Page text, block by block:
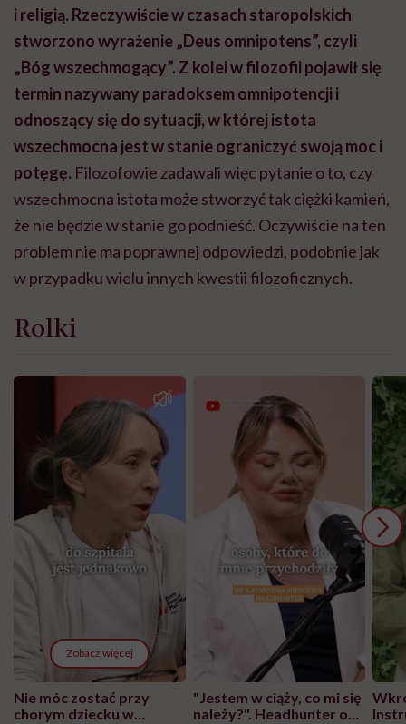
i religią. Rzeczywiście w czasach staropolskich
stworzono wyrażenie „Deus omnipotens”, czyli
„Bóg wszechmogący”. Z kolei w filozofii pojawił się
termin nazywany paradoksem omnipotencji i
odnoszący się do sytuacji, w której istota
wszechmocna jest w stanie ograniczyć swoją moc i
potęgę. Filozofowie zadawali więc pytanie o to, czy
wszechmocna istota może stworzyć tak ciężki kamień,
że nie będzie w stanie go podnieść. Oczywiście na ten
problem nie ma poprawnej odpowiedzi, podobnie jak
w przypadku wielu innych kwestii filozoficznych.
Rolki
Zobacz więcej
Nie móc zostać przy
chorym dziecku w
"Jestem w ciąży, co mi się
należy?". Headhunter o